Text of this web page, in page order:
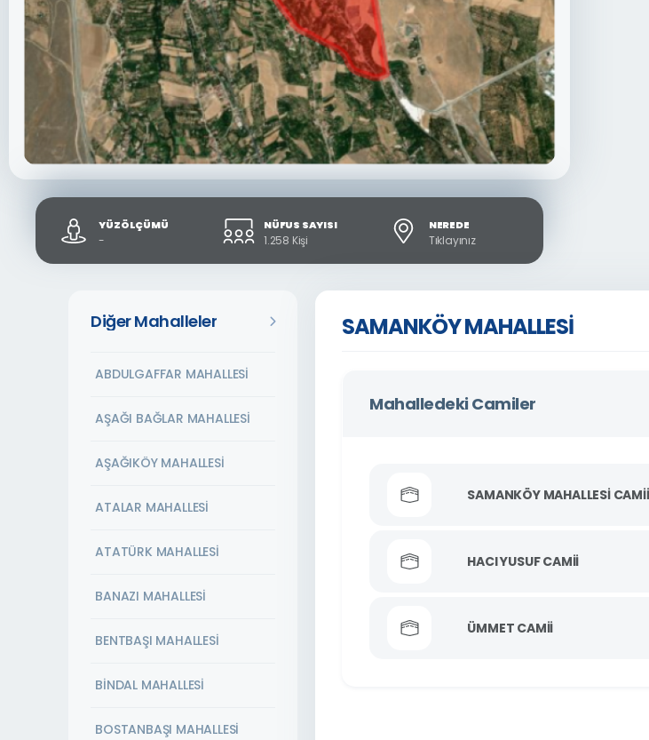
YÜZÖLÇÜMÜ
-
NÜFUS SAYISI
1.258 Kişi
NEREDE
Tıklayınız
Diğer Mahalleler
ABDULGAFFAR MAHALLESİ
AŞAĞI BAĞLAR MAHALLESİ
AŞAĞIKÖY MAHALLESİ
ATALAR MAHALLESİ
ATATÜRK MAHALLESİ
BANAZI MAHALLESİ
BENTBAŞI MAHALLESİ
BİNDAL MAHALLESİ
BOSTANBAŞI MAHALLESİ
SAMANKÖY MAHALLESİ
Mahalledeki Camiler
SAMANKÖY MAHALLESİ CAMİİ
HACI YUSUF CAMİİ
ÜMMET CAMİİ